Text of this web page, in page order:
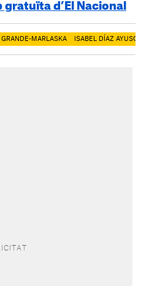
gratuïta d’El Nacional
GRANDE-MARLASKA ISABEL DÍAZ AYUSO